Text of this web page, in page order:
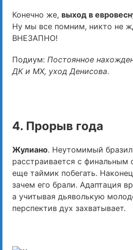
Конечно же, выход в
Ну мы все помним, никто не
ВНЕЗАПНО!
Подиум: Постоянное
ДК и МХ, уход Денисова.
4. Прорыв года
Жулиано. Неутомимый
расстраивается с
еще таймик побегать.
зачем его брали. Адаптация
а учитывая дьяволькую
перспектив дух захватывает.